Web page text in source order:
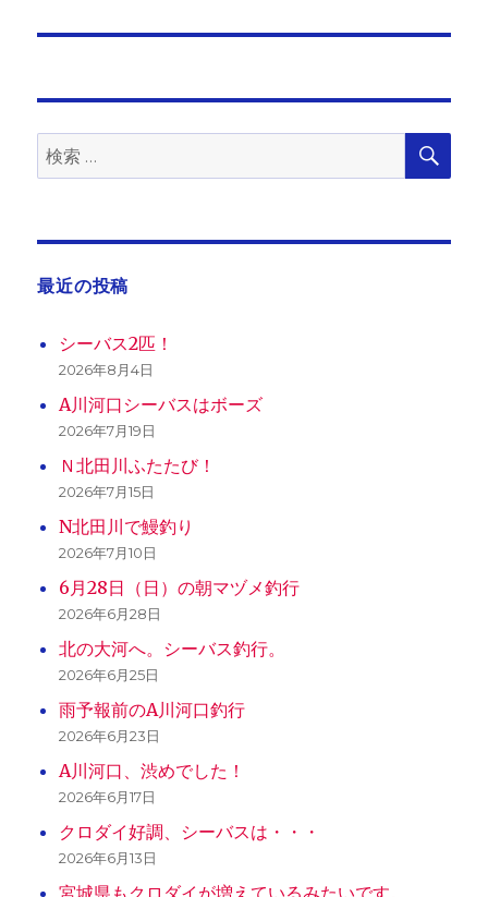
ー
ン
投
検
索:
検
最近の投稿
シーバス2匹！
2026年8月4日
A川河口シーバスはボーズ
2026年7月19日
Ｎ北田川ふたたび！
2026年7月15日
N北田川で鰻釣り
2026年7月10日
6月28日（日）の朝マヅメ釣行
2026年6月28日
北の大河へ。シーバス釣行。
2026年6月25日
雨予報前のA川河口釣行
2026年6月23日
A川河口、渋めでした！
2026年6月17日
クロダイ好調、シーバスは・・・
2026年6月13日
宮城県もクロダイが増えているみたいです。